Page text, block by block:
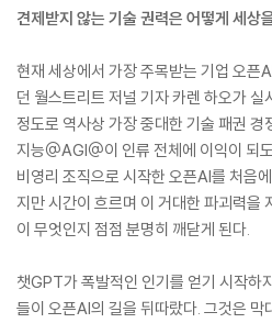
견제받지 않는 기술 권력은 어떻게 세상
현재 세상에서 가장 주목받는 기업 오픈
던 월스트리트 저널 기자 카렌 하오가
정도로 역사상 가장 중대한 기술 패권
지능@AGI@이 인류 전체에 이익이 되
비영리 조직으로 시작한 오픈AI를 처음
지만 시간이 흐르며 이 거대한 파괴력을
이 무엇인지 점점 분명히 깨닫게 된다.
챗GPT가 폭발적인 인기를 얻기 시작하
들이 오픈AI의 길을 뒤따랐다. 그것은